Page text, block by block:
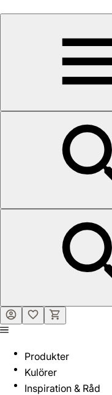
Produkter
Kulörer
Inspiration & Råd